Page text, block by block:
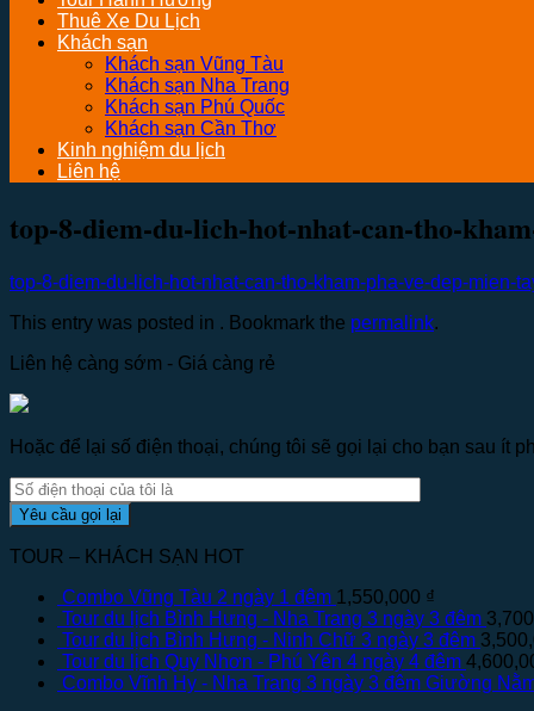
Thuê Xe Du Lịch
Khách sạn
Khách sạn Vũng Tàu
Khách sạn Nha Trang
Khách sạn Phú Quốc
Khách sạn Cần Thơ
Kinh nghiệm du lịch
Liên hệ
top-8-diem-du-lich-hot-nhat-can-tho-
top-8-diem-du-lich-hot-nhat-can-tho-kham-pha-ve-dep-mien-
This entry was posted in . Bookmark the permalink.
Liên hệ càng sớm - Giá càng rẻ
Hoặc để lại số điện thoại, chúng tôi sẽ gọi lại cho bạn sau ít
TOUR – KHÁCH SẠN HOT
Combo Vũng Tàu 2 ngày 1 đêm 1,550,000 ₫
Tour du lịch Bình Hưng - Nha Trang 3 ngày 3 đêm
Tour du lịch Bình Hưng - Ninh Chữ 3 ngày 3 đêm
Tour du lịch Quy Nhơn - Phú Yên 4 ngày 4 đêm
Combo Vĩnh Hy - Nha Trang 3 ngày 3 đêm Giường